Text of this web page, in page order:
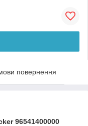
повернення
96541400000